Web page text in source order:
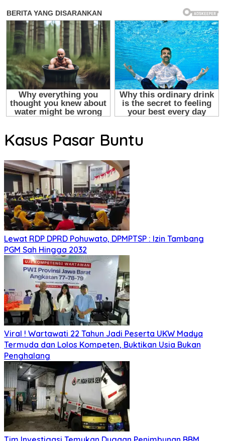
Kasus Pasar Buntu
Lewat RDP DPRD Pohuwato, DPMPTSP : Izin Tambang
PGM Sah Hingga 2032
Viral ! Wartawati 22 Tahun Jadi Peserta UKW Madya
Termuda dan Lolos Kompeten, Buktikan Usia Bukan
Penghalang